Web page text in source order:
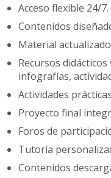
Acceso flexible 24/7.
Contenidos
Material
Recursos
infografías,
Actividades
Proyecto final
Foros de
Tutoría
Contenidos